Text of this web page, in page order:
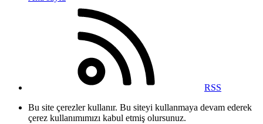
RSS
Bu site çerezler kullanır. Bu siteyi kullanmaya devam ederek
çerez kullanımımızı kabul etmiş olursunuz.